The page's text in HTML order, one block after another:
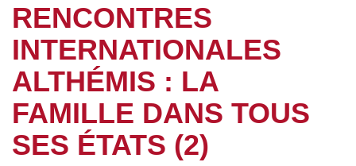
RENCONTRES
INTERNATIONALES
ALTHÉMIS : LA
FAMILLE DANS TOUS
SES ÉTATS (2)